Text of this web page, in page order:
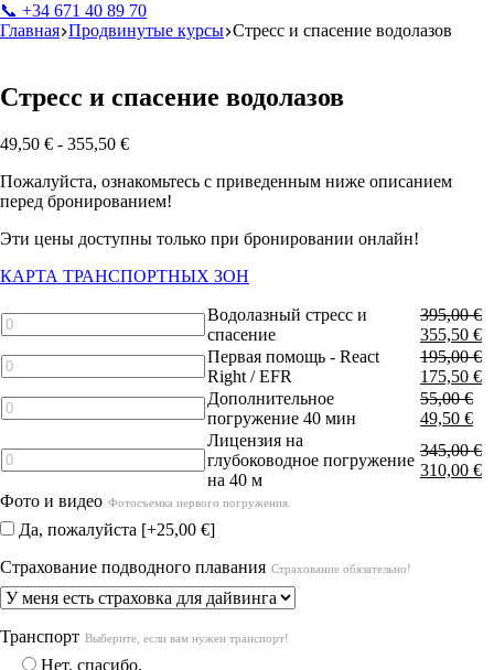
📞 +34 671 40 89 70
Главная Продвинутые курсы Стресс и спасение водолазов
Стресс и спасение водолазов
49,50 € - 355,50 €
Пожалуйста, ознакомьтесь с приведенным ниже описанием
перед бронированием!
Эти цены доступны только при бронировании онлайн!
КАРТА ТРАНСПОРТНЫХ ЗОН
Количество
товара
Diver
stress
and
Rescue
Водолазный стресс и
спасение
395,00€
355,50 €
Количество
товара
First
aid
React
/
EFR
Первая помощь - React
Right / EFR
195,00€
175,50 €
Количество
товара
Additional
dive
min
Дополнительное
погружение 40 мин
55,00€
49,50 €
Количество
товара
Deep
license
Лицензия на
глубоководное погружение
на 40 м
345,00€
310,00 €
Фото и видео Фотосъемка первого погружения.
Да, пожалуйста [+25,00 €]
Страхование подводного плавания Страхование обязательно!
Транспорт Выберите, если вам нужен транспорт!
Нет, спасибо.